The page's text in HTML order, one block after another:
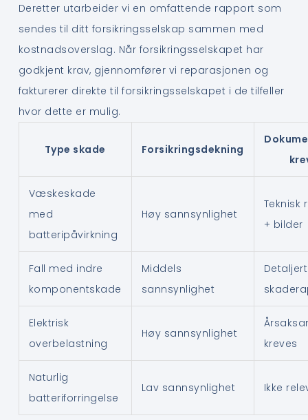
Deretter utarbeider vi en omfattende rapport som
sendes til ditt forsikringsselskap sammen med
kostnadsoverslag. Når forsikringsselskapet har
godkjent krav, gjennomfører vi reparasjonen og
fakturerer direkte til forsikringsselskapet i de tilfeller
hvor dette er mulig.
Type skade Forsikringsdekning
Væskeskade
med
batteripåvirkning
Høy sannsynlighet
Teknisk
+ bilder
Fall med indre
komponentskade
Middels
sannsynlighet
Detaljert
Elektrisk
overbelastning
Høy sannsynlighet
kreves
Naturlig
batteriforringelse
Lav sannsynlighet Ikke